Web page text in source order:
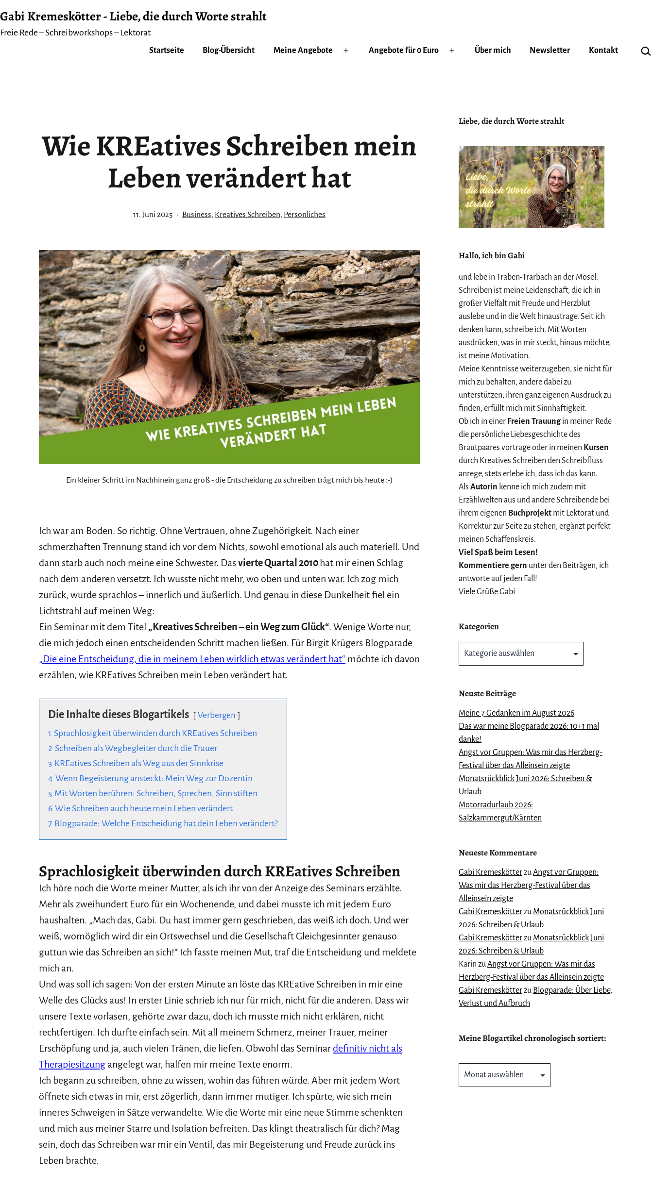
Inhalt
Gabi Kremeskötter - Liebe, die durch Worte strahlt
Freie Rede – Schreibworkshops – Lektorat
Startseite Blog-Übersicht Meine Angebote Angebote für 0 Euro Über mich Newsletter Kontakt
Wie KREatives Schreiben mein
Leben verändert hat
Veröffentlicht
11. Juni 2025
Kategorisiert
Business, Kreatives Schreiben, Persönliches
Ein kleiner Schritt im Nachhinein ganz groß - die Entscheidung zu schreiben trägt mich bis heute :-)
Ich war am Boden. So richtig. Ohne Vertrauen, ohne Zugehörigkeit. Nach einer
schmerzhaften Trennung stand ich vor dem Nichts, sowohl emotional als auch materiell. Und
dann starb auch noch meine eine Schwester. Dasvierte Quartal 2010hat mir einen Schlag
nach dem anderen versetzt. Ich wusste nicht mehr, wo oben und unten war. Ich zog mich
zurück, wurde sprachlos – innerlich und äußerlich. Und genau in diese Dunkelheit fiel ein
Lichtstrahl auf meinen Weg:
Ein Seminar mit dem Titel „Kreatives Schreiben – ein Weg zum Glück“. Wenige Worte nur,
die mich jedoch einen entscheidenden Schritt machen ließen. Für Birgit Krügers Blogparade
„Die eine Entscheidung, die in meinem Leben wirklich etwas verändert hat“ möchte ich davon
erzählen, wie KREatives Schreiben mein Leben verändert hat.
Die Inhalte dieses Blogartikels Verbergen
1 Sprachlosigkeit überwinden durch KREatives Schreiben
2 Schreiben als Wegbegleiter durch die Trauer
3 KREatives Schreiben als Weg aus der Sinnkrise
4 Wenn Begeisterung ansteckt: Mein Weg zur Dozentin
5 Mit Worten berühren: Schreiben, Sprechen, Sinn stiften
6 Wie Schreiben auch heute mein Leben verändert
7 Blogparade: Welche Entscheidung hat dein Leben verändert?
Sprachlosigkeit überwinden durch KREatives Schreiben
Ich höre noch die Worte meiner Mutter, als ich ihr von der Anzeige des Seminars erzählte.
Mehr als zweihundert Euro für ein Wochenende, und dabei musste ich mit jedem Euro
haushalten. „Mach das, Gabi. Du hast immer gern geschrieben, das weiß ich doch. Und wer
weiß, womöglich wird dir ein Ortswechsel und die Gesellschaft Gleichgesinnter genauso
guttun wie das Schreiben an sich!“ Ich fasste meinen Mut, traf die Entscheidung und meldete
mich an.
Und was soll ich sagen: Von der ersten Minute an löste das KREative Schreiben in mir eine
Welle des Glücks aus! In erster Linie schrieb ich nur für mich, nicht für die anderen. Dass wir
unsere Texte vorlasen, gehörte zwar dazu, doch ich musste mich nicht erklären, nicht
rechtfertigen. Ich durfte einfach sein. Mit all meinem Schmerz, meiner Trauer, meiner
Erschöpfung und ja, auch vielen Tränen, die liefen. Obwohl das Seminar definitiv nicht als
Therapiesitzung angelegt war, halfen mir meine Texte enorm.
Ich begann zu schreiben, ohne zu wissen, wohin das führen würde. Aber mit jedem Wort
öffnete sich etwas in mir, erst zögerlich, dann immer mutiger. Ich spürte, wie sich mein
inneres Schweigen in Sätze verwandelte. Wie die Worte mir eine neue Stimme schenkten
und mich aus meiner Starre und Isolation befreiten. Das klingt theatralisch für dich? Mag
sein, doch das Schreiben war mir ein Ventil, das mir Begeisterung und Freude zurück ins
Leben brachte.
Liebe, die durch Worte strahlt
Hallo, ich bin Gabi
und lebe in Traben-Trarbach an der Mosel.
Schreiben ist meine Leidenschaft, die ich in
großer Vielfalt mit Freude und Herzblut
auslebe und in die Welt hinaustrage. Seit ich
denken kann, schreibe ich. Mit Worten
ausdrücken, was in mir steckt, hinaus möchte,
ist meine Motivation.
Meine Kenntnisse weiterzugeben, sie nicht für
mich zu behalten, andere dabei zu
unterstützen, ihren ganz eigenen Ausdruck zu
finden, erfüllt mich mit Sinnhaftigkeit.
Ob ich in einer Freien Trauungin meiner Rede
die persönliche Liebesgeschichte des
Brautpaares vortrage oder in meinen Kursen
durch Kreatives Schreiben den Schreibfluss
anrege, stets erlebe ich, dass ich das kann.
Als Autorin kenne ich mich zudem mit
Erzählwelten aus und andere Schreibende bei
ihrem eigenen Buchprojekt mit Lektorat und
Korrektur zur Seite zu stehen, ergänzt perfekt
meinen Schaffenskreis.
Viel Spaß beim Lesen!
Kommentiere gern unter den Beiträgen, ich
antworte auf jeden Fall!
Viele Grüße Gabi
Kategorien
Kategorien
Neuste Beiträge
Meine 7 Gedanken im August 2026
Das war meine Blogparade 2026: 10+1 mal
danke!
Angst vor Gruppen: Was mir das Herzberg-
Festival über das Alleinsein zeigte
Monatsrückblick Juni 2026: Schreiben &
Urlaub
Motorradurlaub 2026:
Salzkammergut/Kärnten
Neueste Kommentare
Gabi KremeskötterzuAngst vor Gruppen:
Was mir das Herzberg-Festival über das
Alleinsein zeigte
Gabi Kremeskötterzu Monatsrückblick Juni
2026: Schreiben & Urlaub
Gabi Kremeskötterzu Monatsrückblick Juni
2026: Schreiben & Urlaub
Karin zuAngst vor Gruppen: Was mir das
Herzberg-Festival über das Alleinsein zeigte
Gabi Kremeskötterzu Blogparade: Über Liebe,
Verlust und Aufbruch
Meine Blogartikel chronologisch sortiert:
Blogartikel
chronologisch